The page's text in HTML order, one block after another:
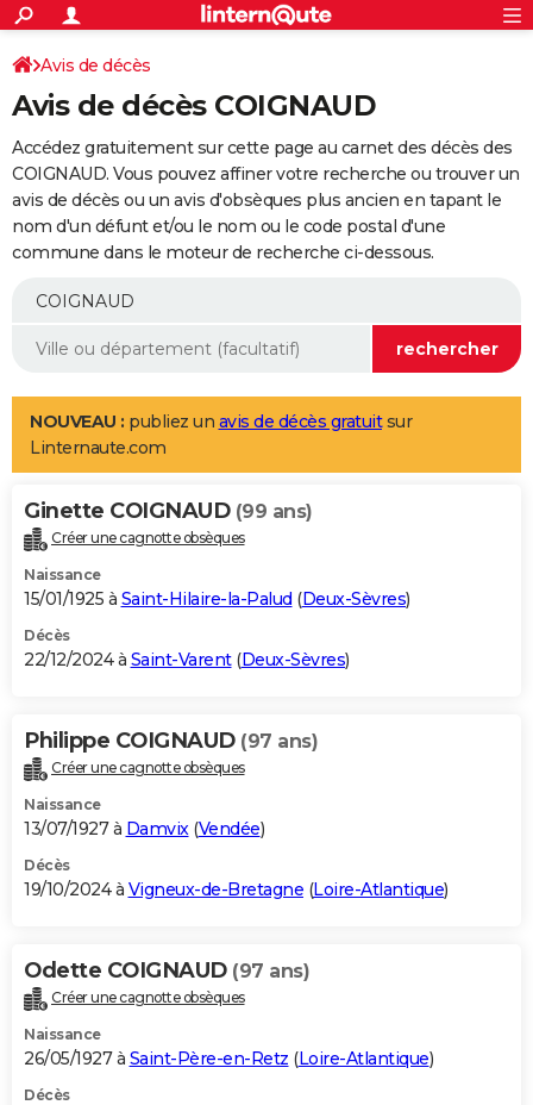
ACTUALITÉS
Politique
Société
Faits Divers
Education
Monde
Villes
+
SPORT
Coupe du monde 2026
Football
Tennis
Cyclisme
Rugby
Forum
Programme TV
TNT
Streaming
Cinéma
Sorties cinéma
Musique
+
FINANCE
Retraite
Epargne
Immobilier
Risques naturels par ville
Banque
Assurance
AUTO
Essais
Réserver un essai
Citadines
Berlines
SUV
Forum auto
+
Mobiles
Meilleur smartphone
Internet
Ordinateurs
Jeux vidéo
Guide high-tech
Aménagement intérieur
LIFESTYLE
Art de vivre
Bien-être
Loisirs
Mode
Modes de vie
Alimentation
Guide de la santé
Maladies
Médicaments
Sommeil
VOYAGE
Destinations
City break
Voyage nature
Voyage de noces
Forum
Climat
+PHOTO
GUIDES D'ACHAT
BONS PLANS
Carte de Noël
Carte Bonne année
Carte Saint-Valentin
Carte Pâques
Carte d'anniversaire
DICTIONNAIRE
Dictionnaire
Biographies
Citations
Expressions
Proverbes
PROGRAMME TV
S'inscrire
Se connecter
Lycées
Collèges
Primaires
Universités
Entreprises
Service militaire
Avis de recherche
AVIS DE DÉCÈS
Bricolage
Lifestyle
Culture
Sport
Auto
Television
Voyage
Cinema
Avis de décès
Avis de décès COIGNAUD
Accédez gratuitement sur cette page au carnet des décès des
COIGNAUD. Vous pouvez affiner votre recherche ou trouver un
avis de décès ou un avis d'obsèques plus ancien en tapant le
nom d'un défunt et/ou le nom ou le code postal d'une
commune dans le moteur de recherche ci-dessous.
NOUVEAU : publiez un avis de décès gratuitsur
Linternaute.com
Ginette COIGNAUD (99 ans)
Créer une cagnotte obsèques
Naissance
15/01/1925 à Saint-Hilaire-la-Palud (Deux-Sèvres)
Décès
22/12/2024 à Saint-Varent(Deux-Sèvres)
Philippe COIGNAUD (97 ans)
Créer une cagnotte obsèques
Naissance
13/07/1927 à Damvix(Vendée)
Décès
19/10/2024 à Vigneux-de-Bretagne (Loire-Atlantique)
Odette COIGNAUD (97 ans)
Créer une cagnotte obsèques
Naissance
26/05/1927 à Saint-Père-en-Retz (Loire-Atlantique)
Décès